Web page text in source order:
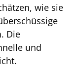
wie sie
Die
und